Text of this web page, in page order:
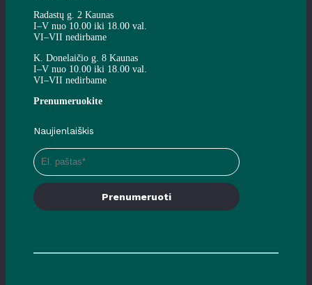
Radastų g. 2 Kaunas
I–V nuo 10.00 iki 18.00 val.
VI–VII nedirbame
K. Donelaičio g. 8 Kaunas
I–V nuo 10.00 iki 18.00 val.
VI–VII nedirbame
Prenumeruokite
Naujienlaiškis
Prenumeruoti